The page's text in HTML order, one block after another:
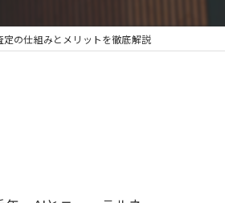
の仕組みとメリットを徹底解説